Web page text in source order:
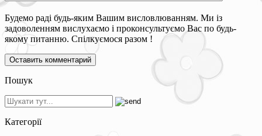
Будемо раді будь-яким Вашим висловлюванням. Ми із
задоволенням вислухаємо і проконсультуємо Вас по будь-
якому питанню. Спілкуємося разом !
Пошук
Категорії